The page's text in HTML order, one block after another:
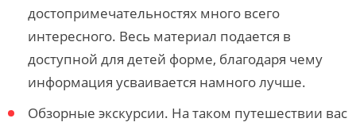
достопримечательностях много всего
интересного. Весь материал подается в
доступной для детей форме, благодаря чему
информация усваивается намного лучше.
Обзорные экскурсии. На таком путешествии вас